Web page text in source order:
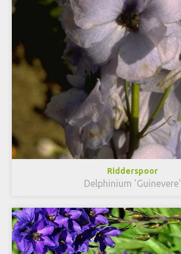
Ridderspoor
Delphinium 'Guinevere'